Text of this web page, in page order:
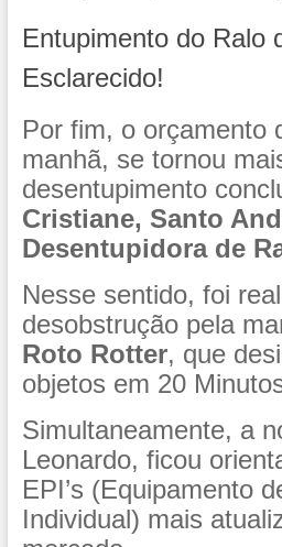
Entupimento do Ralo
Esclarecido!
Por fim, o orçamento
manhã, se tornou
desentupimento
Cristiane, Santo
Desentupidora de
Nesse sentido, foi
desobstrução pela
Roto Rotter, que
objetos em 20
Simultaneamente, a
Leonardo, ficou
EPI’s (Equipamento
Individual) mais